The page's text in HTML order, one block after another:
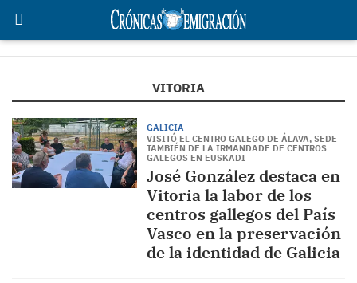
VITORIA
GALICIA
VISITÓ EL CENTRO GALEGO DE ÁLAVA, SEDE
TAMBIÉN DE LA IRMANDADE DE CENTROS
GALEGOS EN EUSKADI
José González destaca en
Vitoria la labor de los
centros gallegos del País
Vasco en la preservación
de la identidad de Galicia